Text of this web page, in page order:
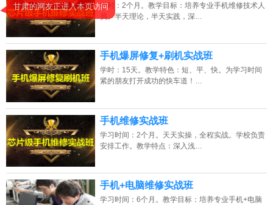
2026年8月8号_北京_苏同学（138****0414）报名:【手机维修培训班】
2026年8月8号_陕西_谭同学（137****7917）报名:
学时：2个月。教学目标：培养专业手机维修技术人
员。半天理论，半天实践，深…
手机爆屏修复+刷机实战班
学时：15天。教学特色：短、平、快。为学习时间
紧的朋友打开成功的快车道！…
手机维修实战班
学习时间：2个月。天天实操，全程实战。学校负责
安排工作。教学特点：深入浅…
手机+电脑维修实战班
学习时间：6个月。教学目标：培养专业手机+电脑
甘肃的网友正进入本页访问